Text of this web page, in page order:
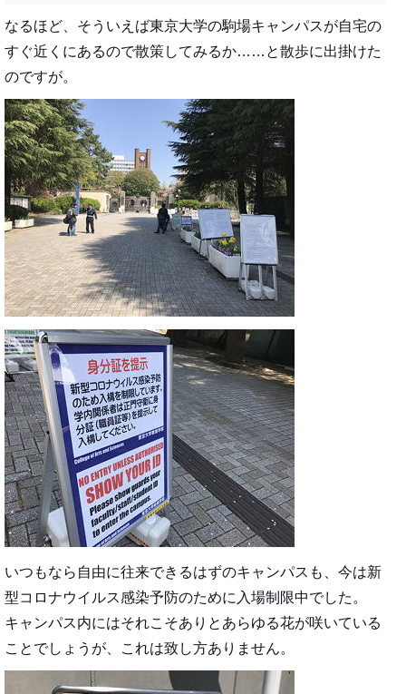
なるほど、そういえば東京大学の駒場キャンパスが自宅の
すぐ近くにあるので散策してみるか……と散歩に出掛けた
のですが。
いつもなら自由に往来できるはずのキャンパスも、今は新
型コロナウイルス感染予防のために入場制限中でした。
キャンパス内にはそれこそありとあらゆる花が咲いている
ことでしょうが、これは致し方ありません。